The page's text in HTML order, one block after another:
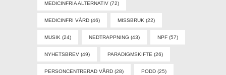
MEDICINFRIA ALTERNATIV (72)
MEDICINFRI VÅRD (46) MISSBRUK (22)
MUSIK (24) NEDTRAPPNING (43) NPF (57)
NYHETSBREV (49) PARADIGMSKIFTE (26)
PERSONCENTRERAD VÅRD (28) PODD (25)